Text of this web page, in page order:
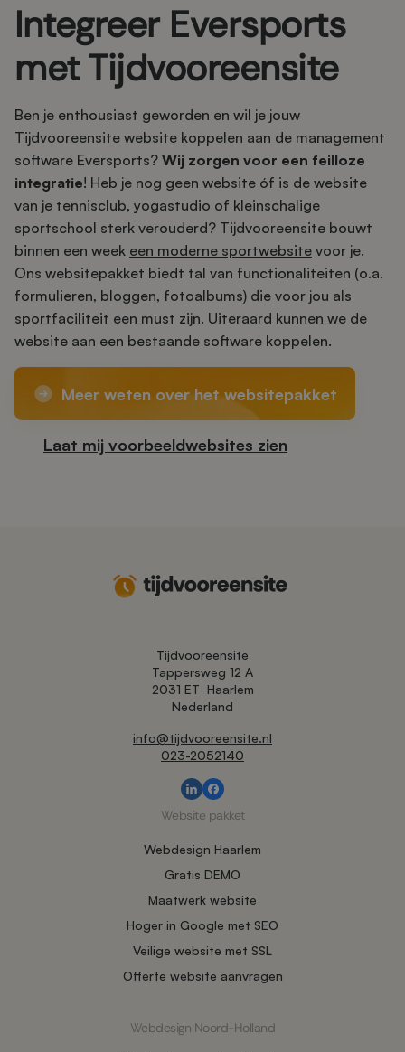
Integreer Eversports
met Tijdvooreensite
Ben je enthousiast geworden en wil je jouw
Tijdvooreensite website koppelen aan de management
software Eversports? Wij zorgen voor een feilloze
integratie! Heb je nog geen website óf is de website
van je tennisclub, yogastudio of kleinschalige
sportschool sterk verouderd? Tijdvooreensite bouwt
binnen een week een moderne sportwebsite voor je.
Ons websitepakket biedt tal van functionaliteiten (o.a.
formulieren, bloggen, fotoalbums) die voor jou als
sportfaciliteit een must zijn. Uiteraard kunnen we de
website aan een bestaande software koppelen.
Meer weten over het websitepakket
Laat mij voorbeeldwebsites zien
Tijdvooreensite
Tappersweg 12 A
2031 ET Haarlem
Nederland
info@tijdvooreensite.nl
023-2052140
Website pakket
Webdesign Haarlem
Gratis DEMO
Maatwerk website
Hoger in Google met SEO
Veilige website met SSL
Offerte website aanvragen
Webdesign Noord-Holland